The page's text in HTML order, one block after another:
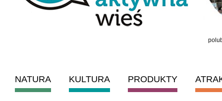
NATURA KULTURA PRODUKTY